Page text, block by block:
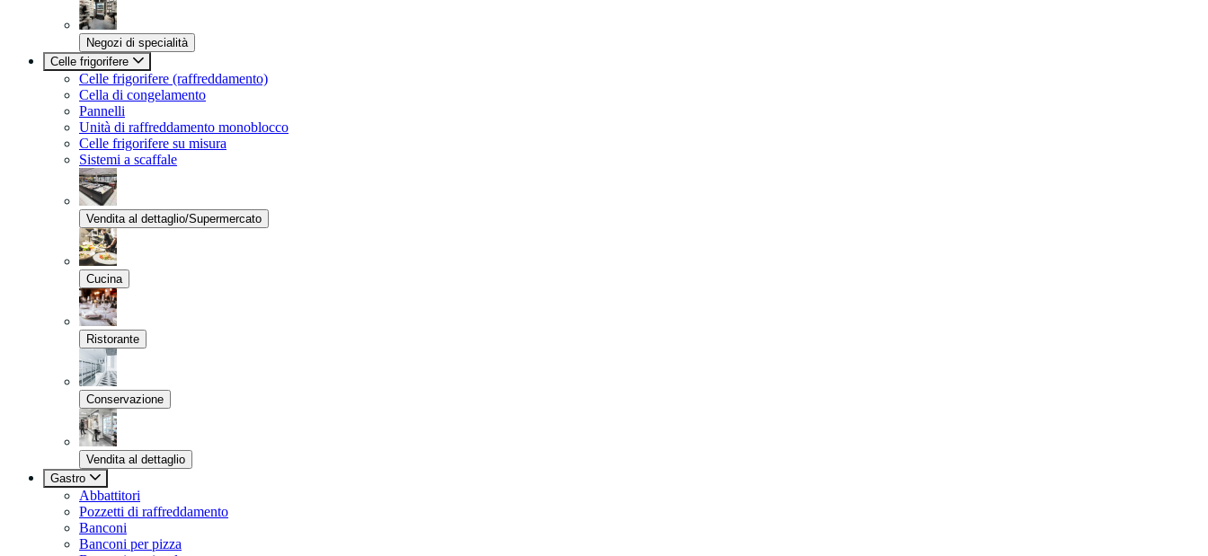
Negozi di specialità
Celle frigorifere
Celle frigorifere (raffreddamento)
Cella di congelamento
Pannelli
Unità di raffreddamento monoblocco
Celle frigorifere su misura
Sistemi a scaffale
Vendita al dettaglio/Supermercato
Cucina
Ristorante
Conservazione
Vendita al dettaglio
Gastro
Abbattitori
Pozzetti di raffreddamento
Banconi
Banconi per pizza